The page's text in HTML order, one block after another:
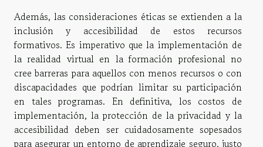
Además, las consideraciones éticas se extienden a la
inclusión y accesibilidad de estos recursos
formativos. Es imperativo que la implementación de
la realidad virtual en la formación profesional no
cree barreras para aquellos con menos recursos o con
discapacidades que podrían limitar su participación
en tales programas. En definitiva, los costos de
implementación, la protección de la privacidad y la
accesibilidad deben ser cuidadosamente sopesados
para asegurar un entorno de aprendizaje seguro, justo